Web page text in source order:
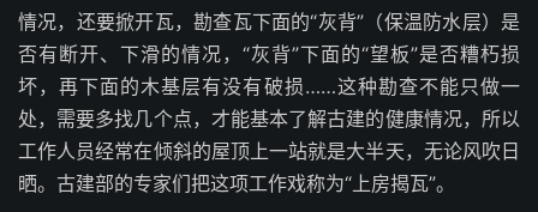
情况，还要掀开瓦，勘查瓦下面的“灰背”（保温防水层）是
否有断开、下滑的情况，“灰背”下面的“望板”是否糟朽损
坏，再下面的木基层有没有破损……这种勘查不能只做一
处，需要多找几个点，才能基本了解古建的健康情况，所以
工作人员经常在倾斜的屋顶上一站就是大半天，无论风吹日
晒。古建部的专家们把这项工作戏称为“上房揭瓦”。